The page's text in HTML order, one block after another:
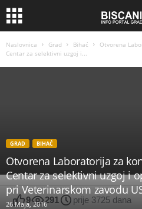
Naslovnica Grad Bihać
Otvorena
Centar za selektivni uzgoj i...
9 291 prije 3725 dana
GRAD BIHAĆ
Otvorena Laboratorija za
Centar za selektivni uzgoj i
pri Veterinarskom zavodu
26 Maja, 2016